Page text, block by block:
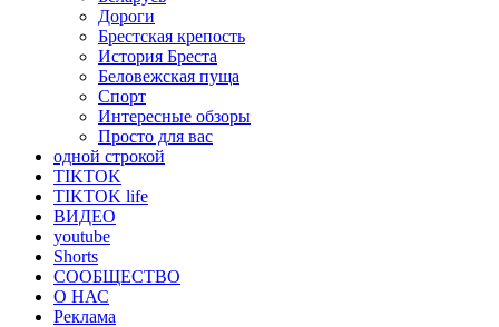
Дороги
Брестская крепость
История Бреста
Беловежская пуща
Спорт
Интересные обзоры
Просто для вас
одной строкой
TIKTOK
TIKTOK life
ВИДЕО
youtube
Shorts
СООБЩЕСТВО
О НАС
Реклама